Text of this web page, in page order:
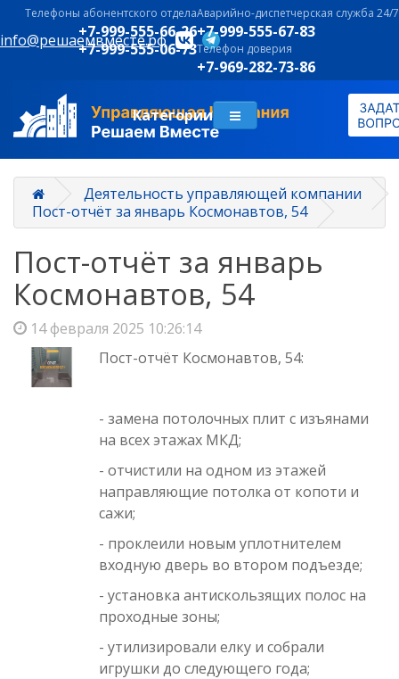
info@решаемвместе.рф
Телефоны абонентского отдела
+7-999-555-66-26
+7-999-555-06-73
Аварийно-диспетчерская служба 24/7
+7-999-555-67-83
Телефон доверия
+7-969-282-73-86
Категории
Деятельность управляющей компании
Пост-отчёт за январь Космонавтов, 54
Пост-отчёт за январь
Космонавтов, 54
14 февраля 2025 10:26:14
Пост-отчёт Космонавтов, 54:
- замена потолочных плит с изъянами
на всех этажах МКД;
- отчистили на одном из этажей
направляющие потолка от копоти и
сажи;
- проклеили новым уплотнителем
входную дверь во втором подъезде;
- установка антискользящих полос на
проходные зоны;
- утилизировали елку и собрали
игрушки до следующего года;